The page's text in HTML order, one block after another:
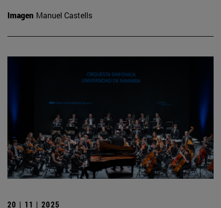
Imagen Manuel Castells
20 | 11 | 2025